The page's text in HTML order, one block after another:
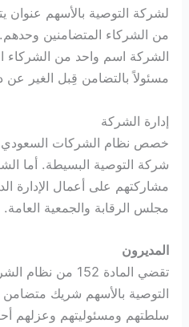
لشركة التوصية بالأسهم عنوان
من الشركاء المتضامنين
الشركة اسم واحد من الشركاء
مسئولاً بالتضامن قِبل الغير عن
إدارة الشركة
خصص نظام الشركات السعودي
شركة التوصية البسيطة. أما
مشاركتهم على أعمال الإدارة
مجلس الرقابة والجمعية العامة.
المديرون
تقضي المادة 152
التوصية بالأسهم شريك
سلطتهم ومسئوليتهم وعزلهم